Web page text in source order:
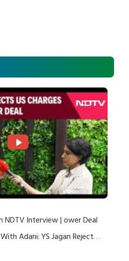
NDTV Interview | ower Deal
Adani: YS Jagan Rejects